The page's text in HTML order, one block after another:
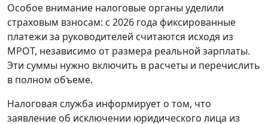
Особое внимание налоговые органы уделили
страховым взносам: с 2026 года фиксированные
платежи за руководителей считаются исходя из
МРОТ, независимо от размера реальной зарплаты.
Эти суммы нужно включить в расчеты и перечислить
в полном объеме.
Налоговая служба информирует о том, что
заявление об исключении юридического лица из